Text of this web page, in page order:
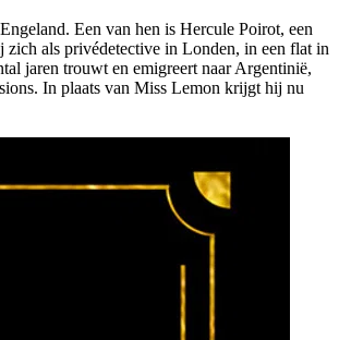
Een van hen is Hercule Poirot, een
als privédetective in Londen, in een flat in
jaren trouwt en emigreert naar Argentinië,
In plaats van Miss Lemon krijgt hij nu